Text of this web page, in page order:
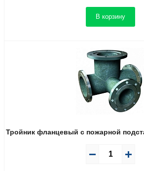
В корзину
Тройник фланцевый с пожарной